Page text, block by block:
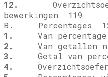
12.
bewerkingen 119
B. Percentages
1.
Van percentage
2.
Van getallen
3.
Getal van
4.